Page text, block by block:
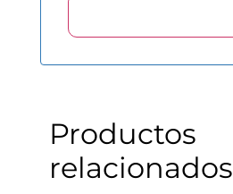
Productos
relacionados